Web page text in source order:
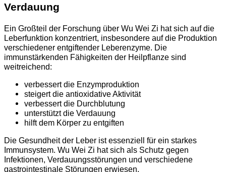
Verdauung
Ein Großteil der Forschung über Wu Wei Zi hat sich auf die
Leberfunktion konzentriert, insbesondere auf die Produktion
verschiedener entgiftender Leberenzyme. Die
immunstärkenden Fähigkeiten der Heilpflanze sind
weitreichend:
verbessert die Enzymproduktion
steigert die antioxidative Aktivität
verbessert die Durchblutung
unterstützt die Verdauung
hilft dem Körper zu entgiften
Die Gesundheit der Leber ist essenziell für ein starkes
Immunsystem. Wu Wei Zi hat sich als Schutz gegen
Infektionen, Verdauungsstörungen und verschiedene
gastrointestinale Störungen erwiesen.